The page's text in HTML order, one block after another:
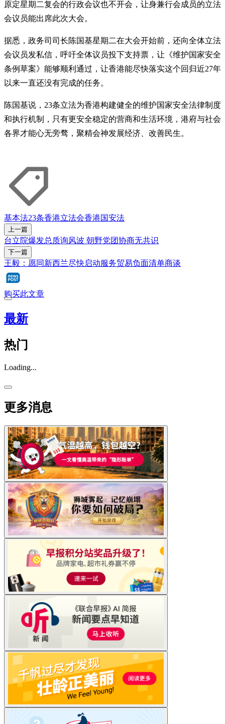
原定星期二复会的行政会议也不开会，让身兼行会成员的立法
会议员能出席此次大会。
据悉，政务司司长陈国基星期二在大会开始前，还向全体立法
会议员发私信，呼吁全体议员投下支持票，让《维护国家安全
条例草案》能够顺利通过，让香港能尽快落实这个回归近27年
以来一直还没有完成的任务。
陈国基说，23条立法为香港构建健全的维护国家安全法律制度
和执行机制，只有更安全稳定的营商和生活环境，港府与社会
各界才能心无旁骛，聚精会神发展经济、改善民生。
基本法23条香港立法会香港国安法
上一篇
台立院爆发总质询风波 朝野党团协商无共识
下一篇
王毅：愿同新西兰尽快启动服务贸易负面清单商谈
购买此文章
最新
热门
Loading...
更多消息